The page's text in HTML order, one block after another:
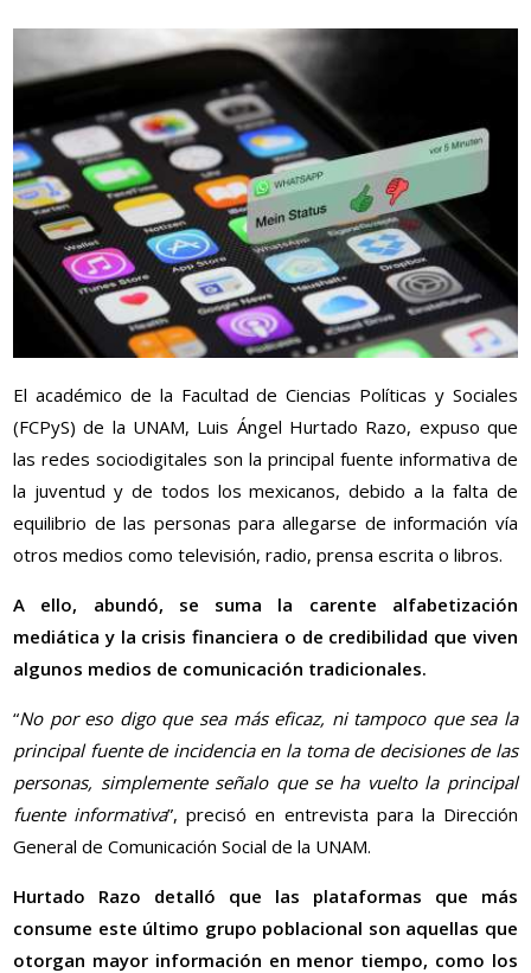
El académico de la Facultad de Ciencias Políticas y Sociales
(FCPyS) de la UNAM, Luis Ángel Hurtado Razo, expuso que
las redes sociodigitales son la principal fuente informativa de
la juventud y de todos los mexicanos, debido a la falta de
equilibrio de las personas para allegarse de información vía
otros medios como televisión, radio, prensa escrita o libros.
A ello, abundó, se suma la carente alfabetización
mediática y la crisis financiera o de credibilidad que viven
algunos medios de comunicación tradicionales.
“No por eso digo que sea más eficaz, ni tampoco que sea la
principal fuente de incidencia en la toma de decisiones de las
personas, simplemente señalo que se ha vuelto la principal
fuente informativa”, precisó en entrevista para la Dirección
General de Comunicación Social de la UNAM.
Hurtado Razo detalló que las plataformas que más
consume este último grupo poblacional son aquellas que
otorgan mayor información en menor tiempo, como los